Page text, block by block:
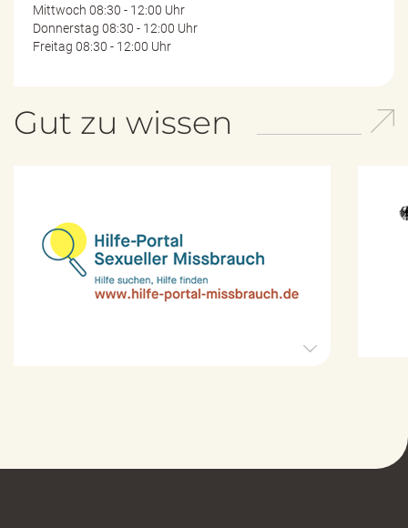
Mittwoch 08:30 - 12:00 Uhr
Donnerstag 08:30 - 12:00 Uhr
Freitag 08:30 - 12:00 Uhr
Gut zu wissen
o